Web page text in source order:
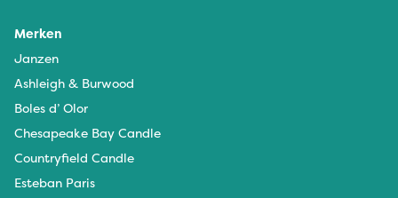
Merken
Janzen
Ashleigh & Burwood
Boles d’ Olor
Chesapeake Bay Candle
Countryfield Candle
Esteban Paris